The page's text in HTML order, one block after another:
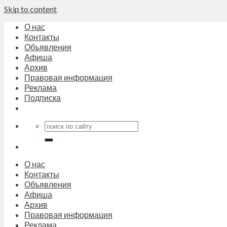
Skip to content
О нас
Контакты
Объявления
Афиша
Архив
Правовая информация
Реклама
Подписка
О нас
Контакты
Объявления
Афиша
Архив
Правовая информация
Реклама